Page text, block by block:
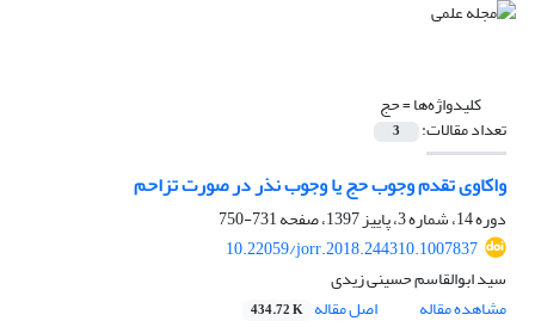
کلیدواژه‌ها =حج
تعداد مقالات: 3
واکاوی تقدم وجوب حج یا وجوب نذر در صورت تزاحم
دوره 14، شماره 3، پاییز 1397، صفحه
731-750
10.22059/jorr.2018.244310.1007837
سید ابوالقاسم حسینی زیدی
مشاهده مقاله
اصل مقاله 434.72 K